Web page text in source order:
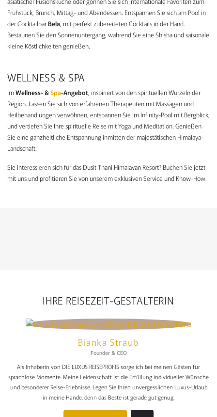
Frühstück, Brunch, Mittag- und Abendessen. Entspannen Sie sich am Pool in
der CocktailbarBela, mit perfekt zubereiteten Cocktails in der Hand.
Bestaunen Sie den Sonnenuntergang, während Sie eine Shisha und saisonale
kleine Köstlichkeiten genießen.
WELLNESS & SPA
ImWellness- &Spa-Angebot, inspiriert von den spirituellen Wurzeln der
Region. Lassen Sie sich von erfahrenen Therapeuten mit Massagen und
Heilbehandlungen verwöhnen, entspannen Sie im Infinity-Pool mit Bergblick,
und vertiefen Sie Ihre spirituelle Reise mit Yoga und Meditation. Genießen
Sie eine ganzheitliche Entspannung inmitten der majestätischen Himalaya-
Landschaft.
Sie interessieren sich für das Dusit Thani Himalayan Resort? Buchen Sie jetzt
mit uns und profitieren Sie von unserem exklusiven Service und Know-How.
IHRE REISEZEIT-GESTALTERIN
Bianka Straub
Founder & CEO
Als Inhaberin von DIE LUXUS REISEPROFIS sorge ich bei meinen Gästen für
sprachlose Momente. Meine Leidenschaft ist die Erfüllung individueller Wünsche
und besonderer Reise-Erlebnisse. Legen Sie Ihren unvergesslichen Luxus-Urlaub
in meine Hände, denn das Beste ist gerade gut genug.